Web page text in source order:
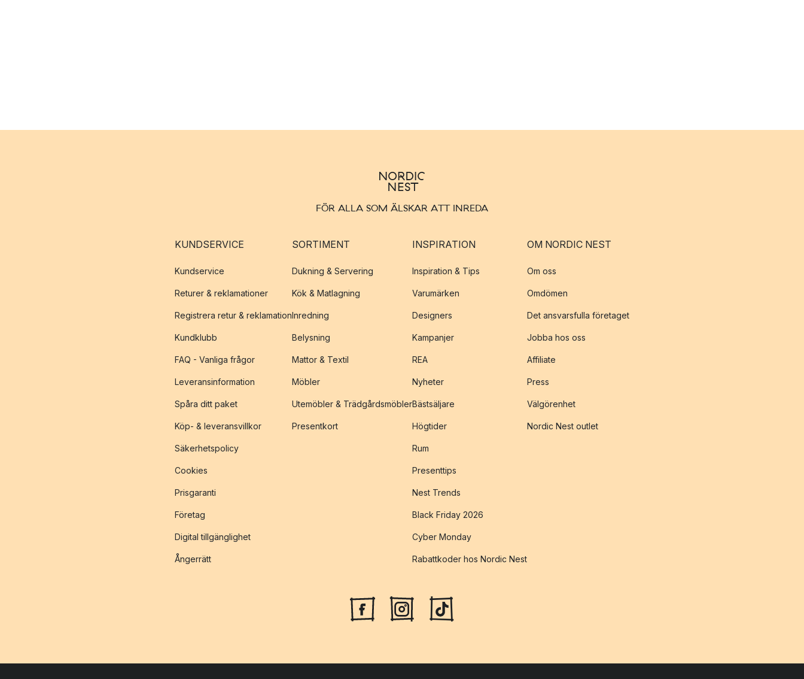
FÖR ALLA SOM ÄLSKAR ATT INREDA
KUNDSERVICE
Kundservice
Returer & reklamationer
Registrera retur & reklamation
Kundklubb
FAQ - Vanliga frågor
Leveransinformation
Spåra ditt paket
Köp- & leveransvillkor
Säkerhetspolicy
Cookies
Prisgaranti
Företag
Digital tillgänglighet
Ångerrätt
SORTIMENT
Dukning & Servering
Kök & Matlagning
Inredning
Belysning
Mattor & Textil
Möbler
Utemöbler & Trädgårdsmöbler
Presentkort
INSPIRATION
Inspiration & Tips
Varumärken
Designers
Kampanjer
REA
Nyheter
Bästsäljare
Högtider
Rum
Presenttips
Nest Trends
Black Friday 2026
Cyber Monday
Rabattkoder hos Nordic Nest
OM NORDIC NEST
Om oss
Omdömen
Det ansvarsfulla företaget
Jobba hos oss
Affiliate
Press
Välgörenhet
Nordic Nest outlet